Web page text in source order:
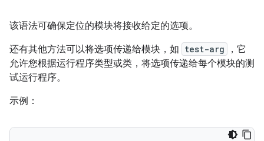
该语法可确保定位的模块将接收给定的选项。
还有其他方法可以将选项传递给模块，如 test-arg
，它
允许您根据运行程序类型或类，将选项传递给每个模块的测
试运行程序。
示例：